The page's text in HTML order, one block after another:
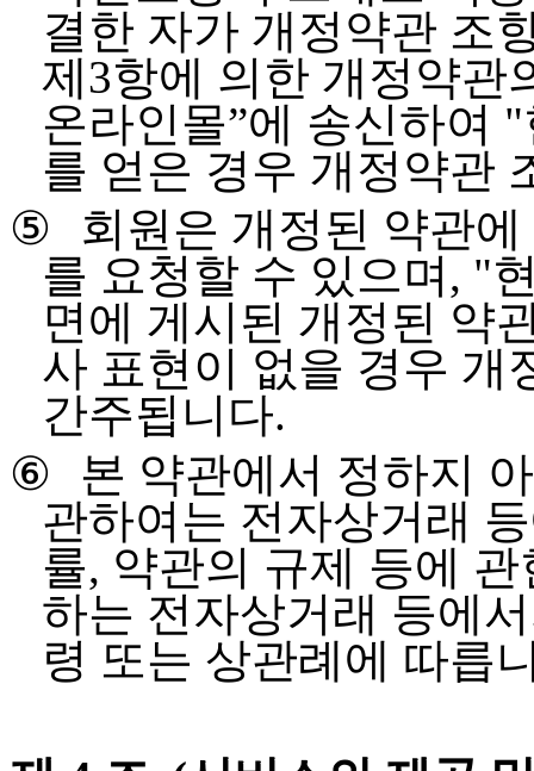
결한 자가 개정약관 조
제3항에 의한 개정약관
온라인몰”에 송신하여 "
를 얻은 경우 개정약관
⑤
회원은 개정된 약관
를 요청할 수 있으며, "
면에 게시된 개정된 약
사 표현이 없을 경우 개
간주됩니다.
⑥
본 약관에서 정하지
관하여는 전자상거래
률, 약관의 규제 등에 관
하는 전자상거래 등에
령 또는 상관례에 따릅